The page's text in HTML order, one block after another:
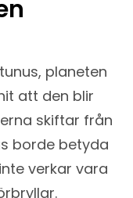
planeten
att den blir
skiftar från
borde betyda
verkar vara